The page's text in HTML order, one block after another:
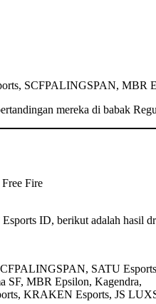
SCFPALINGSPAN,
mereka di babak
ID, berikut adalah hasil
SATU
SF, MBR Epsilon, Kagendra,
KRAKEN Esports, JS